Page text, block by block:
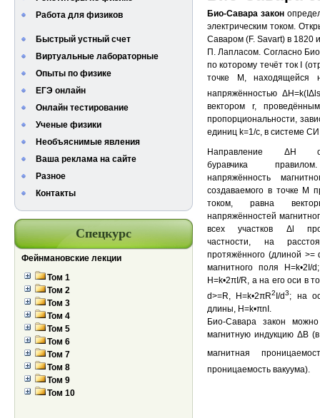
Работа для физиков
Быстрый устный счет
Виртуальные лабораторные
Опыты по физике
ЕГЭ онлайн
Онлайн тестирование
Ученые физики
Необъяснимые явления
Ваша реклама на сайте
Разное
Контакты
Спецкурс
Фейнмановские лекции
Том 1
Том 2
Том 3
Том 4
Том 5
Том 6
Том 7
Том 8
Том 9
Том 10
Био-Савара закон
электрическим током.
Саваром (F. Savart) в 1820
П. Лапласом. Согласно
по которому течёт ток I
точке М, находящейся
напряжённостью
вектором r,
пропорциональности,
единиц k=1/c, в системе
Направление ΔН
буравчика
напряжённость
создаваемого в точке М
током, равна
напряжённостей
всех участков Δl
частности, на
протяжённого (длиной >=
магнитного поля
H=k•2πI/R, а на его оси в
d>=R, H=k•2πR2 I/d3; на
длины, H=k•πnI.
Био-Савара закон
магнитную индукцию ΔВ
магнитная
проницаемость вакуума).